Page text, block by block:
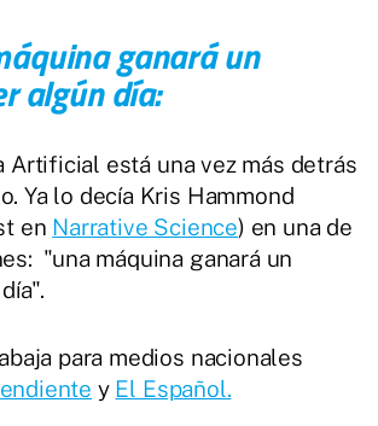
ganará un
algún día:
Artificial está una vez más detrás
Ya lo decía Kris Hammond
en Narrative Science) en una de
"una máquina ganará un
para medios nacionales
y El Español.